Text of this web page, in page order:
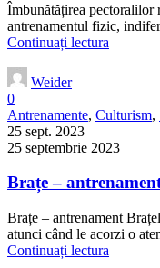
Îmbunătățirea pectoralilor
antrenamentul fizic,
Continuați lectura
Weider
0
Antrenamente, Culturism,
25 sept. 2023
25 septembrie 2023
Brațe –
Brațe – antrenament
atunci când le acorzi o
Continuați lectura